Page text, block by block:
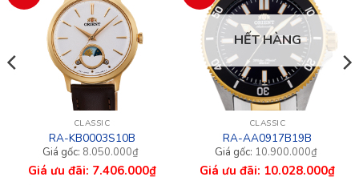
CLASSIC
RA-KB0003S10B
8.050.000₫
gốc
là: 7.406.000₫
hiện
tại
HẾT HÀNG
CLASSIC
RA-AA0917B19B
10.900.000₫
gốc
là: 10.028.000₫
hiện
tại